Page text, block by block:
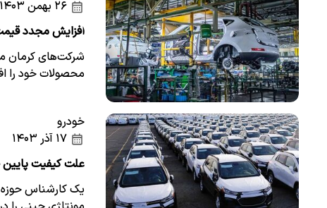
افزایش مجدد
شرکت‌های کرمان
محصولات خود را
خودرو
علت کیفیت
یک کارشناس حوزه